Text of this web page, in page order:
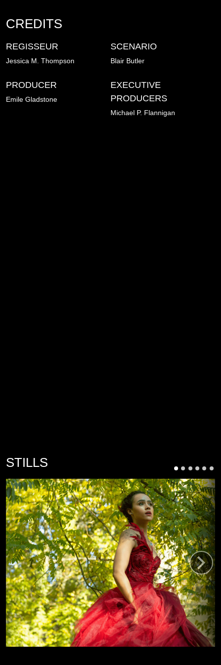
CREDITS
REGISSEUR
Jessica M. Thompson
SCENARIO
Blair Butler
PRODUCER
Emile Gladstone
EXECUTIVE
PRODUCERS
Michael P. Flannigan
STILLS